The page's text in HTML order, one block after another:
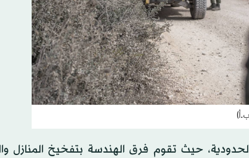
حيث تقوم فرق الهندسة بتفخيخ المنازل